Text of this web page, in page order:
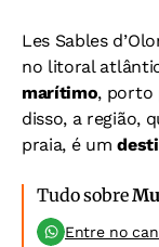
Les Sables
no litoral
marítimo, porto
disso, a região,
praia, é um
Tudo sobre
Entre no